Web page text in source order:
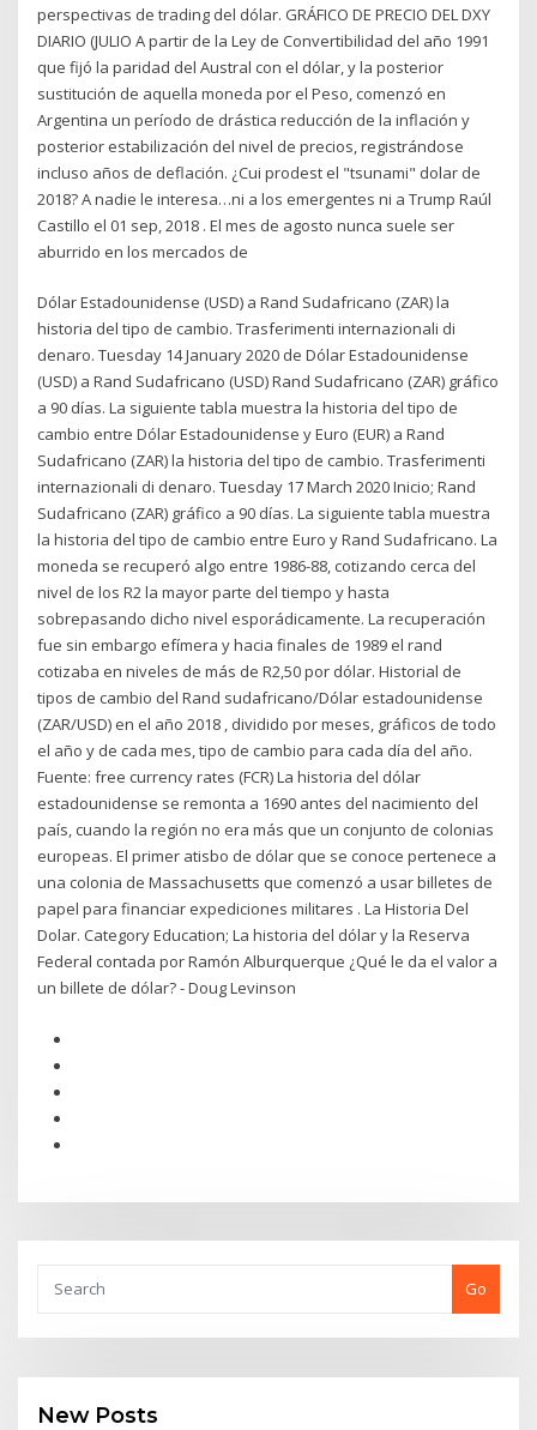
perspectivas de trading del dólar. GRÁFICO DE PRECIO DEL DXY
DIARIO (JULIO A partir de la Ley de Convertibilidad del año 1991
que fijó la paridad del Austral con el dólar, y la posterior
sustitución de aquella moneda por el Peso, comenzó en
Argentina un período de drástica reducción de la inflación y
posterior estabilización del nivel de precios, registrándose
incluso años de deflación. ¿Cui prodest el "tsunami" dolar de
2018? A nadie le interesa…ni a los emergentes ni a Trump Raúl
Castillo el 01 sep, 2018 . El mes de agosto nunca suele ser
aburrido en los mercados de
Dólar Estadounidense (USD) a Rand Sudafricano (ZAR) la
historia del tipo de cambio. Trasferimenti internazionali di
denaro. Tuesday 14 January 2020 de Dólar Estadounidense
(USD) a Rand Sudafricano (USD) Rand Sudafricano (ZAR) gráfico
a 90 días. La siguiente tabla muestra la historia del tipo de
cambio entre Dólar Estadounidense y Euro (EUR) a Rand
Sudafricano (ZAR) la historia del tipo de cambio. Trasferimenti
internazionali di denaro. Tuesday 17 March 2020 Inicio; Rand
Sudafricano (ZAR) gráfico a 90 días. La siguiente tabla muestra
la historia del tipo de cambio entre Euro y Rand Sudafricano. La
moneda se recuperó algo entre 1986-88, cotizando cerca del
nivel de los R2 la mayor parte del tiempo y hasta
sobrepasando dicho nivel esporádicamente. La recuperación
fue sin embargo efímera y hacia finales de 1989 el rand
cotizaba en niveles de más de R2,50 por dólar. Historial de
tipos de cambio del Rand sudafricano/Dólar estadounidense
(ZAR/USD) en el año 2018 , dividido por meses, gráficos de todo
el año y de cada mes, tipo de cambio para cada día del año.
Fuente: free currency rates (FCR) La historia del dólar
estadounidense se remonta a 1690 antes del nacimiento del
país, cuando la región no era más que un conjunto de colonias
europeas. El primer atisbo de dólar que se conoce pertenece a
una colonia de Massachusetts que comenzó a usar billetes de
papel para financiar expediciones militares . La Historia Del
Dolar. Category Education; La historia del dólar y la Reserva
Federal contada por Ramón Alburquerque ¿Qué le da el valor a
un billete de dólar? - Doug Levinson
Go
New Posts